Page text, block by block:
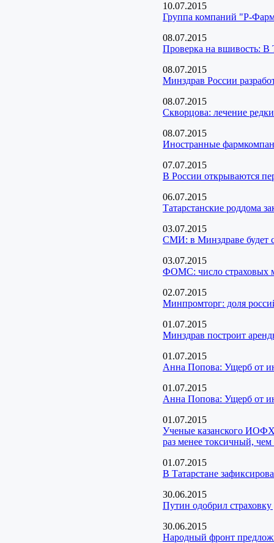
10.07.2015
Группа компаний "Р-Фарм"
08.07.2015
Проверка на вшивость: В
08.07.2015
Минздрав России
08.07.2015
Скворцова: лечение
08.07.2015
Иностранные
07.07.2015
В России открываются
06.07.2015
Татарстанские роддома
03.07.2015
СМИ: в Минздраве будет
03.07.2015
ФОМС: число страховых
02.07.2015
Минпромторг: доля
01.07.2015
Минздрав построит
01.07.2015
Анна Попова: Ущерб от
01.07.2015
Анна Попова: Ущерб от
01.07.2015
Ученые казанского ИОФХ
раз менее токсичный, чем
01.07.2015
В Татарстане
30.06.2015
Путин одобрил
30.06.2015
Народный фронт